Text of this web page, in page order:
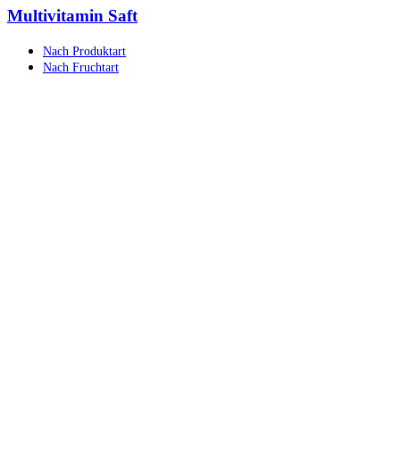
Multivitamin Saft
Nach Produktart
Nach Fruchtart